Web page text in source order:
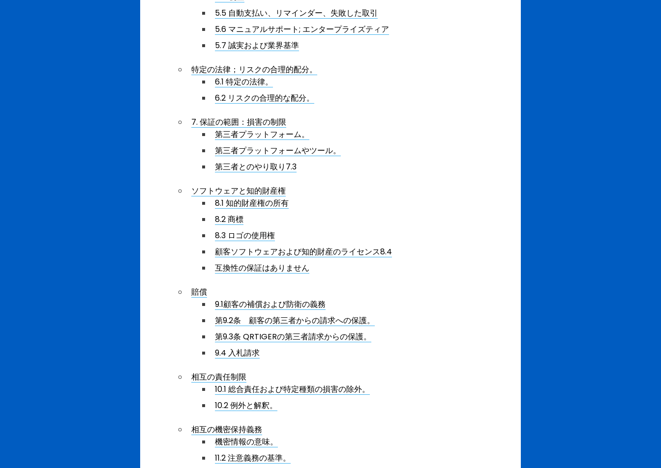
5.5 自動支払い、リマインダー、失敗した取引
5.6 マニュアルサポート; エンタープライズティア
5.7 誠実および業界基準
特定の法律；リスクの合理的配分。
6.1 特定の法律。
6.2 リスクの合理的な配分。
7. 保証の範囲：損害の制限
第三者プラットフォーム。
第三者プラットフォームやツール。
第三者とのやり取り7.3
ソフトウェアと知的財産権
8.1 知的財産権の所有
8.2 商標
8.3 ロゴの使用権
顧客ソフトウェアおよび知的財産のライセンス8.4
互換性の保証はありません
賠償
9.1顧客の補償および防衛の義務
第9.2条 顧客の第三者からの請求への保護。
第9.3条 QRTIGERの第三者請求からの保護。
9.4 入札請求
相互の責任制限
10.1 総合責任および特定種類の損害の除外。
10.2 例外と解釈。
相互の機密保持義務
機密情報の意味。
11.2 注意義務の基準。